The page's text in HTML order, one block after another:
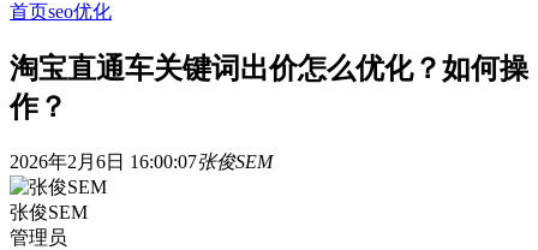
首页seo优化
淘宝直通车关键词出价怎么优化？如何操
作？
2026年2月6日 16:00:07张俊SEM
张俊SEM
管理员